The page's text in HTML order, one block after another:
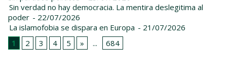
Sin verdad no hay democracia. La mentira deslegitima al
poder - 22/07/2026
La islamofobia se dispara en Europa - 21/07/2026
1
2 3 4 5 » ... 684